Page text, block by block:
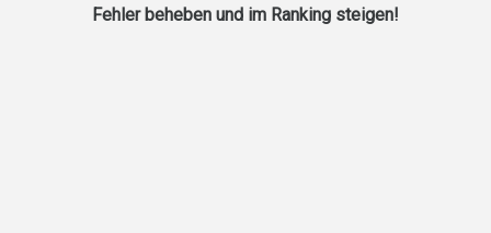
Fehler beheben und im Ranking steigen!